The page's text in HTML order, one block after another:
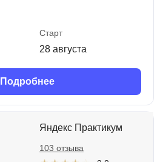
Старт
28 августа
Подробнее
Яндекс Практикум
103 отзыва